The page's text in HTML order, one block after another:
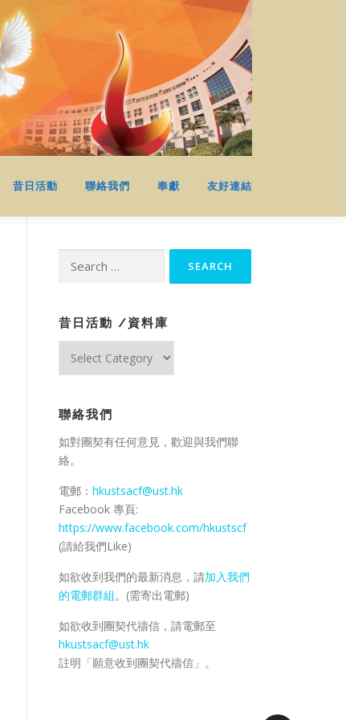
昔日活動 聯絡我們 奉獻 友好連結
昔日活動 /資料庫
動
/
資
料
聯絡我們
如對團契有任何意見，歡迎與我們聯
絡。
電郵： hkustsacf@ust.hk
Facebook 專頁:
https://www.facebook.com/hkustscf
(請給我們Like)
如欲收到我們的最新消息，請加入我們
的電郵群組。(需寄出電郵)
如欲收到團契代禱信，請電郵至
hkustsacf@ust.hk
註明「願意收到團契代禱信」。